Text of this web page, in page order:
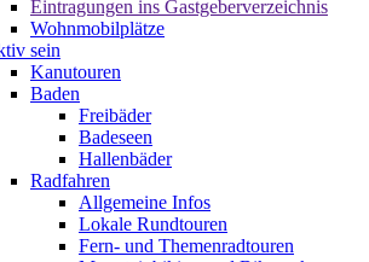
Eintragungen ins Gastgeberverzeichnis
Wohnmobilplätze
sein
Kanutouren
Baden
Freibäder
Badeseen
Hallenbäder
Radfahren
Allgemeine Infos
Lokale Rundtouren
Fern- und Themenradtouren